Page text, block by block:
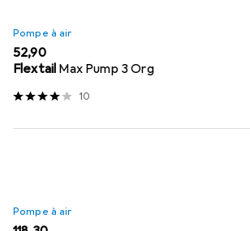
Pompe à air
EUR
52,90
Flextail Max Pump 3 Org
10
Pompe à air